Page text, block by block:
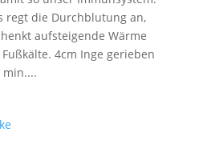
regt die Durchblutung an,
aufsteigende Wärme
4cm Inge gerieben
min....